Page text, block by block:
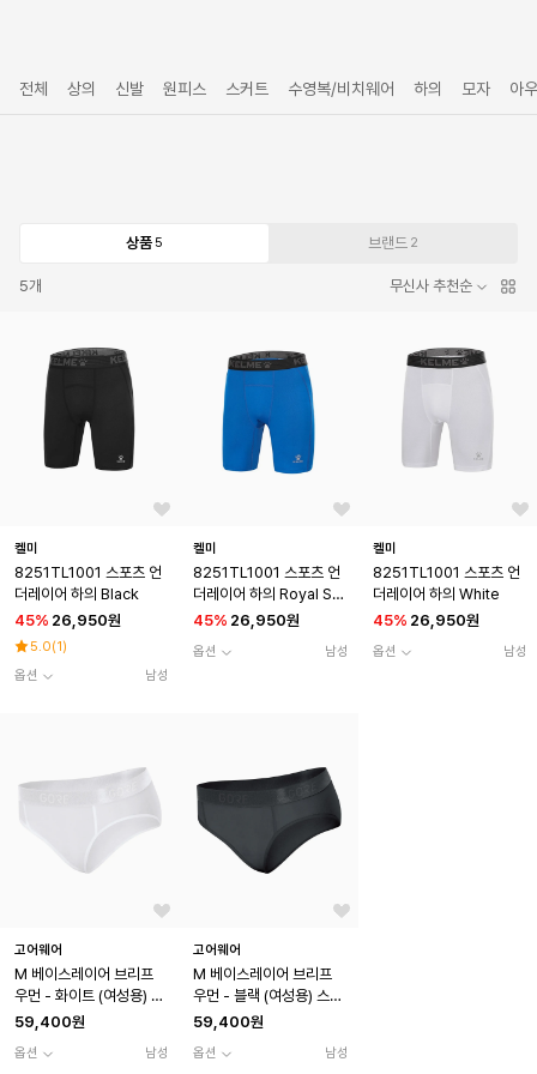
전체 상의 신발 원피스 스커트 수영복/비치웨어 하의 모자 아
상품5 브랜드 2
5개 무신사 추천순
켈미
8251TL1001 스포츠 언
더레이어 하의 Black
45% 26,950원
5.0(1 )
옵션
남성
켈미
8251TL1001 스포츠 언
더레이어 하의 Royal Sk
y Blue
45% 26,950원
옵션 남성
켈미
8251TL1001 스포츠 언
더레이어 하의 White
45% 26,950원
옵션 남성
고어웨어
M 베이스레이어 브리프
우먼 - 화이트 (여성용) 스
포츠 언더웨어
59,400원
옵션 남성
고어웨어
M 베이스레이어 브리프
우먼 - 블랙 (여성용) 스포
츠 언더웨어
59,400원
옵션 남성